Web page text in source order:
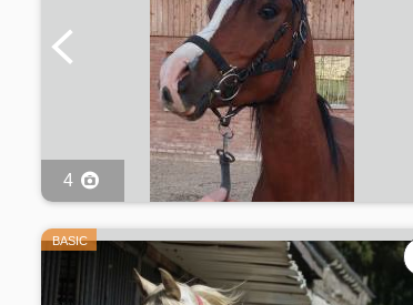
4
BASIC